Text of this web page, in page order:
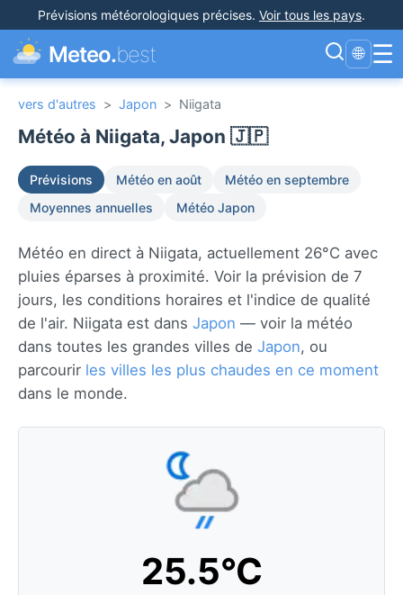
Prévisions météorologiques précises. Voir tous les pays.
Meteo.best 🌐 ☰
vers d'autres > Japon > Niigata
Météo à Niigata, Japon 🇯🇵
Prévisions Météo en août
Météo en septembre
Moyennes annuelles
Météo Japon
Météo en direct à Niigata, actuellement 26°C avec
pluies éparses à proximité. Voir la prévision de 7
jours, les conditions horaires et l'indice de qualité
de l'air. Niigata est dans Japon — voir la météo
dans toutes les grandes villes de Japon, ou
parcourir les villes les plus chaudes en ce moment
dans le monde.
25.5°C